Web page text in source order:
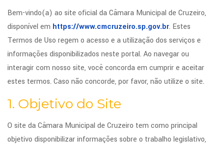
Bem-vindo(a) ao site oficial da Câmara Municipal de Cruzeiro,
disponível em https://www.cmcruzeiro.sp.gov.br. Estes
Termos de Uso regem o acesso e a utilização dos serviços e
informações disponibilizados neste portal. Ao navegar ou
interagir com nosso site, você concorda em cumprir e aceitar
estes termos. Caso não concorde, por favor, não utilize o site.
1. Objetivo do Site
O site da Câmara Municipal de Cruzeiro tem como principal
objetivo disponibilizar informações sobre o trabalho legislativo,